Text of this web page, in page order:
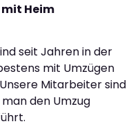
Heim
seit Jahren in der
mit Umzügen
Mitarbeiter sind
den Umzug